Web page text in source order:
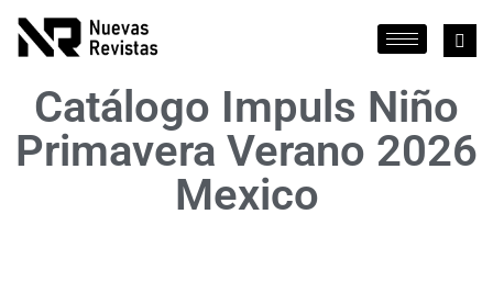
Catálogo Impuls Niño
Primavera Verano 2026
Mexico